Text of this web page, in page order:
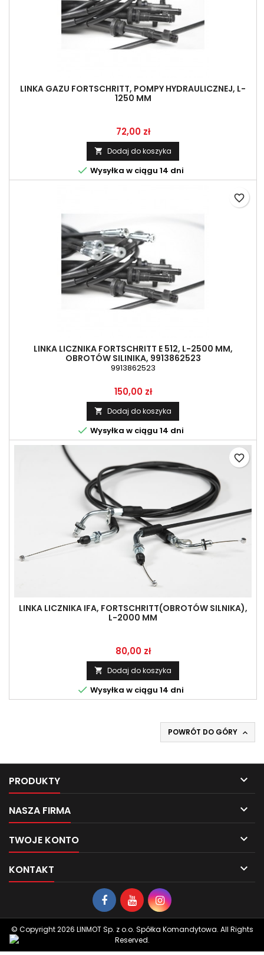
LINKA GAZU FORTSCHRITT, POMPY HYDRAULICZNEJ, L-
1250 MM
Cena
72,00 zł
 Dodaj do koszyka
 Wysyłka w ciągu 14 dni
LINKA LICZNIKA FORTSCHRITT E 512, L-2500 MM,
OBROTÓW SILINIKA, 9913862523
9913862523
Cena
150,00 zł
 Dodaj do koszyka
 Wysyłka w ciągu 14 dni
favorite_border
LINKA LICZNIKA IFA, FORTSCHRITT(OBROTÓW SILNIKA),
L-2000 MM
Cena
80,00 zł
 Dodaj do koszyka
 Wysyłka w ciągu 14 dni
favorite_border
POWRÓT DO GÓRY 
PRODUKTY 
NASZA FIRMA 
TWOJE KONTO 
KONTAKT 
© Copyright 2026 LINMOT Sp. z o.o. Spółka Komandytowa. All Rights
Reserved.